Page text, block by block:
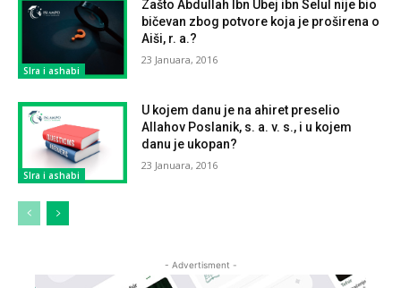
SIra i ashabi
Zašto Abdullah Ibn Ubej ibn Selul nije bio
bičevan zbog potvore koja je proširena o
Aiši, r. a.?
23 Januara, 2016
SIra i ashabi
U kojem danu je na ahiret preselio
Allahov Poslanik, s. a. v. s., i u kojem
danu je ukopan?
23 Januara, 2016
- Advertisment -